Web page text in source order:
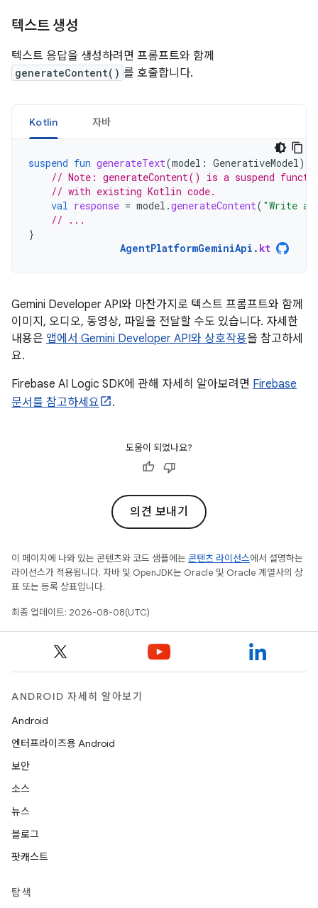
텍스트 생성
텍스트 응답을 생성하려면 프롬프트와 함께
generateContent() 를 호출합니다.
Kotlin 자바
suspend fun generateText(model : GenerativeModel )
// Note: generateContent() is a suspend
// with existing Kotlin code.
val response = model .generateContent( "Write a
// ...
}
AgentPlatformGeminiApi . kt
Gemini Developer API와 마찬가지로 텍스트 프롬프트와 함께
이미지, 오디오, 동영상, 파일을 전달할 수도 있습니다. 자세한
내용은 앱에서 Gemini Developer API와 상호작용을 참고하세
요.
Firebase AI Logic SDK에 관해 자세히 알아보려면 Firebase
문서를 참고하세요
.
도움이 되었나요?
의견 보내기
이 페이지에 나와 있는 콘텐츠와 코드 샘플에는 콘텐츠 라이선스에서 설명하는
라이선스가 적용됩니다. 자바 및 OpenJDK는 Oracle 및 Oracle 계열사의 상
표 또는 등록 상표입니다.
최종 업데이트: 2026-08-08(UTC)
ANDROID 자세히 알아보기
Android
엔터프라이즈용 Android
보안
소스
뉴스
블로그
팟캐스트
탐색